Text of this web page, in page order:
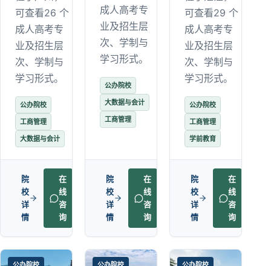
可查看26 个
成人高考专
业及招生层
次、学制与
学习形式。
公办院校
工商管理
大数据与会计
院
校
详
情
在
线
咨
询
成人高考专
业及招生层
次、学制与
学习形式。
公办院校
大数据与会计
工商管理
院
校
详
情
在
线
咨
询
可查看29 个
成人高考专
业及招生层
次、学制与
学习形式。
公办院校
工商管理
学前教育
院
校
详
情
在
线
咨
询